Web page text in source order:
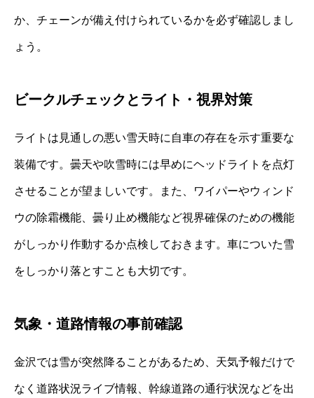
か、チェーンが備え付けられているかを必ず確認しまし
ょう。
ビークルチェックとライト・視界対策
ライトは見通しの悪い雪天時に自車の存在を示す重要な
装備です。曇天や吹雪時には早めにヘッドライトを点灯
させることが望ましいです。また、ワイパーやウィンド
ウの除霜機能、曇り止め機能など視界確保のための機能
がしっかり作動するか点検しておきます。車についた雪
をしっかり落とすことも大切です。
気象・道路情報の事前確認
金沢では雪が突然降ることがあるため、天気予報だけで
なく道路状況ライブ情報、幹線道路の通行状況などを出